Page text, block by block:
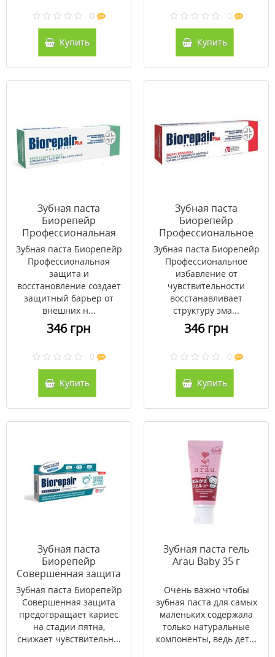
0
Купить
0
Купить
Зубная паста
Биорепейр
Профессиональная
защита и
восстановление 75 мл
Зубная паста Биорепейр
Профессиональная
защита и
восстановление создает
защитный барьер от
внешних н...
346 грн
0
Купить
Зубная паста
Биорепейр
Профессиональное
избавление от
чувствительности 75
мл
Зубная паста Биорепейр
Профессиональное
избавление от
чувствительности
восстанавливает
структуру эма...
346 грн
0
Купить
Зубная паста
Биорепейр
Совершенная защита
75 мл
Зубная паста Биорепейр
Совершенная защита
предотвращает кариес
на стадии пятна,
снижает чувствительн...
Зубная паста гель
Arau Baby 35 г
Очень важно чтобы
зубная паста для самых
маленьких содержала
только натуральные
компоненты, ведь дет...